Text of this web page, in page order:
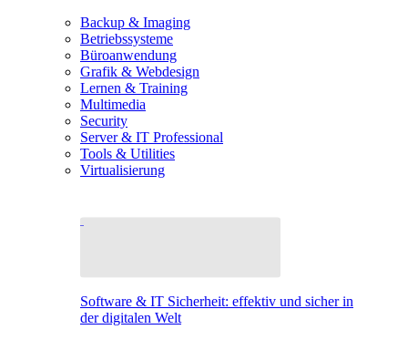
Backup & Imaging
Betriebssysteme
Büroanwendung
Grafik & Webdesign
Lernen & Training
Multimedia
Security
Server & IT Professional
Tools & Utilities
Virtualisierung
Software & IT Sicherheit: effektiv und sicher in
der digitalen Welt